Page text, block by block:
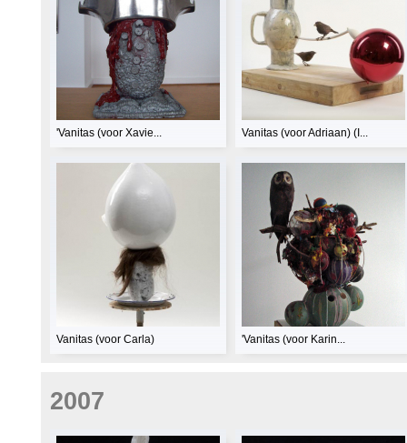
'Vanitas (voor Xavie... Vanitas (voor Adriaan) (I...
Vanitas (voor Carla) 'Vanitas (voor Karin...
2007